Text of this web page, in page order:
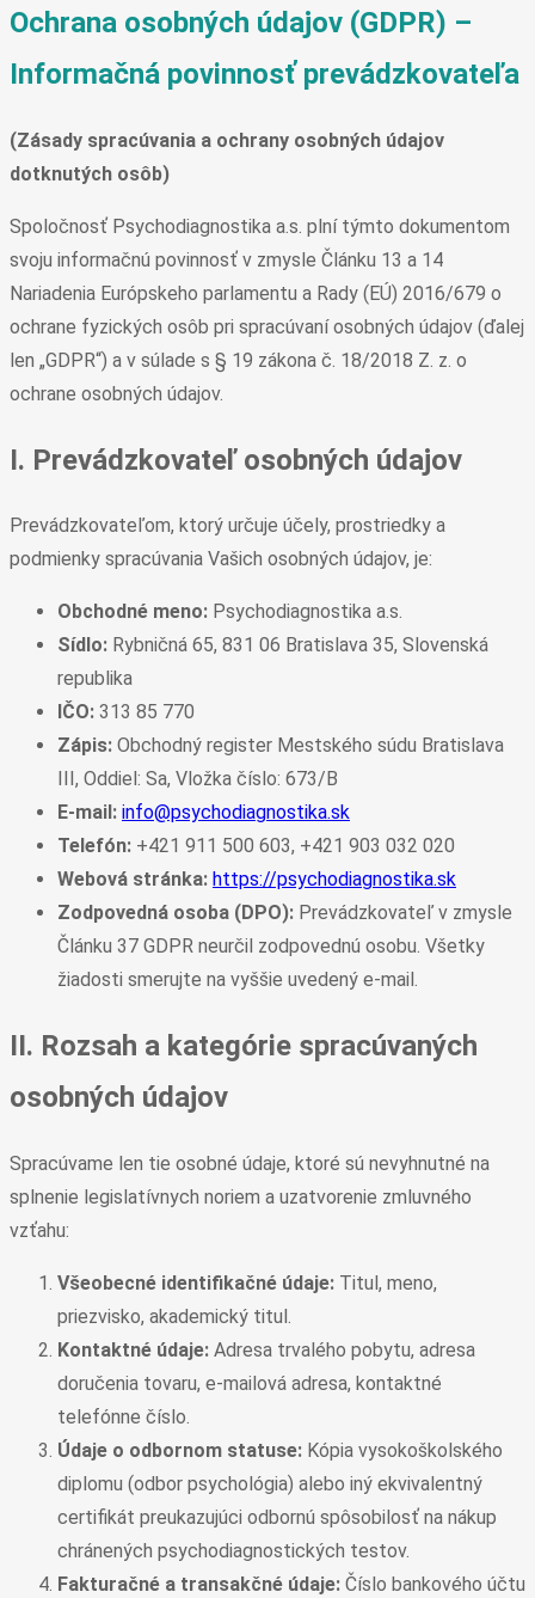
Ochrana osobných údajov (GDPR) –
Informačná povinnosť prevádzkovateľa
(Zásady spracúvania a ochrany osobných údajov
dotknutých osôb)
Spoločnosť Psychodiagnostika a.s. plní týmto dokumentom
svoju informačnú povinnosť v zmysle Článku 13 a 14
Nariadenia Európskeho parlamentu a Rady (EÚ) 2016/679 o
ochrane fyzických osôb pri spracúvaní osobných údajov (ďalej
len „GDPR“) a v súlade s § 19 zákona č. 18/2018 Z. z. o
ochrane osobných údajov.
I. Prevádzkovateľ osobných údajov
Prevádzkovateľom, ktorý určuje účely, prostriedky a
podmienky spracúvania Vašich osobných údajov, je:
Obchodné meno: Psychodiagnostika a.s.
Sídlo: Rybničná 65, 831 06 Bratislava 35, Slovenská
republika
IČO: 313 85 770
Zápis: Obchodný register Mestského súdu Bratislava
III, Oddiel: Sa, Vložka číslo: 673/B
E-mail: info@psychodiagnostika.sk
Telefón: +421 911 500 603, +421 903 032 020
Webová stránka: https://psychodiagnostika.sk
Zodpovedná osoba (DPO): Prevádzkovateľ v zmysle
Článku 37 GDPR neurčil zodpovednú osobu. Všetky
žiadosti smerujte na vyššie uvedený e-mail.
II. Rozsah a kategórie spracúvaných
osobných údajov
Spracúvame len tie osobné údaje, ktoré sú nevyhnutné na
splnenie legislatívnych noriem a uzatvorenie zmluvného
vzťahu:
Všeobecné identifikačné údaje: Titul, meno,
priezvisko, akademický titul.
Kontaktné údaje: Adresa trvalého pobytu, adresa
doručenia tovaru, e-mailová adresa, kontaktné
telefónne číslo.
Údaje o odbornom statuse: Kópia vysokoškolského
diplomu (odbor psychológia) alebo iný ekvivalentný
certifikát preukazujúci odbornú spôsobilosť na nákup
chránených psychodiagnostických testov.
Fakturačné a transakčné údaje: Číslo bankového účtu